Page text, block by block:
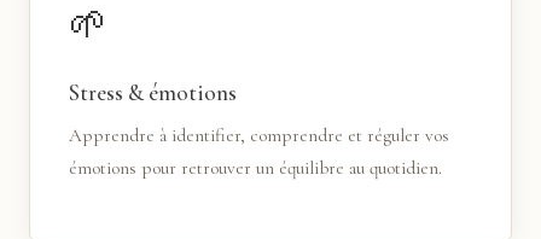
🌱
Stress & émotions
Apprendre à identifier, comprendre et réguler vos
émotions pour retrouver un équilibre au quotidien.